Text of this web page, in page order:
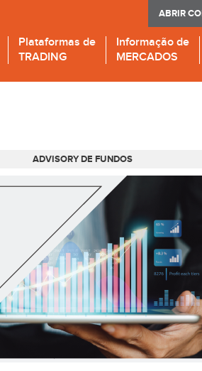
ABRIR
Plataformas de
TRADING
Informação de
MERCADOS
ADVISORY DE FUNDOS